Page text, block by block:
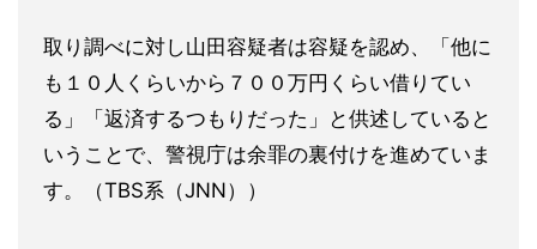
取り調べに対し山田容疑者は容疑を認め、「他に
も１０人くらいから７００万円くらい借りてい
る」「返済するつもりだった」と供述していると
いうことで、警視庁は余罪の裏付けを進めていま
す。（TBS系（JNN））